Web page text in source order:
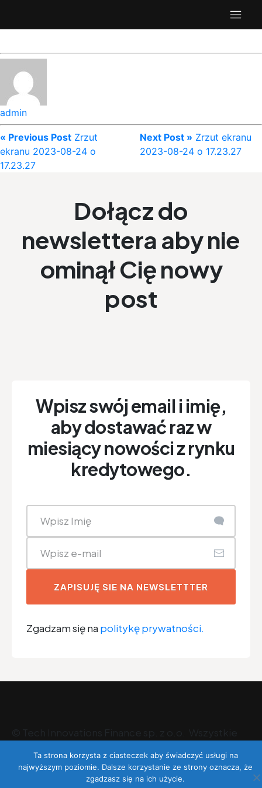
admin
« Previous Post Zrzut
ekranu 2023-08-24 o
17.23.27
Next Post » Zrzut ekranu
2023-08-24 o 17.23.27
Dołącz do
newslettera aby nie
ominął Cię nowy
post
Wpisz swój email i imię,
aby dostawać raz w
miesiący nowości z rynku
kredytowego.
ZAPISUJĘ SIE NA NEWSLETTTER
Zgadzam się na politykę prywatności.
Ta strona korzysta z ciasteczek aby świadczyć usługi na
najwyższym poziomie. Dalsze korzystanie ze strony oznacza, że
zgadzasz się na ich użycie.